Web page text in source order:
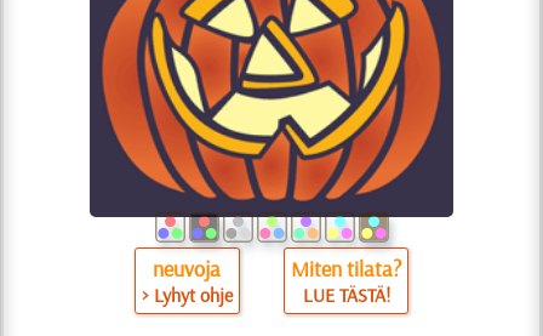
neuvoja
> Lyhyt ohje
Miten tilata?
LUE TÄSTÄ!